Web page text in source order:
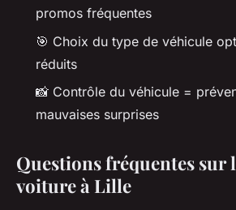
promos fréquentes
🎯 Choix du type de véhicule
réduits
📸 Contrôle du véhicule =
mauvaises surprises
Questions fréquentes sur
voiture à Lille